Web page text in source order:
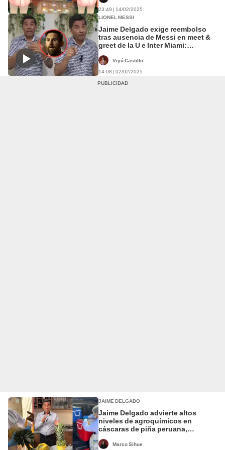
23:49 | 14/02/2025
LIONEL MESSI
Jaime Delgado exige reembolso
tras ausencia de Messi en meet &
greet de la U e Inter Miami:
devolución del dinero"
Viyú Castillo
14:08 | 02/02/2025
JAIME DELGADO
Jaime Delgado advierte altos
niveles de agroquímicos en
cáscaras de piña peruana,
países como EE. UU.
Marco Sihue